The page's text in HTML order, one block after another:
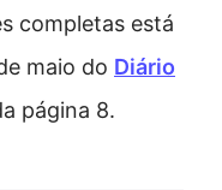
completas está
maio do Diário
página 8.